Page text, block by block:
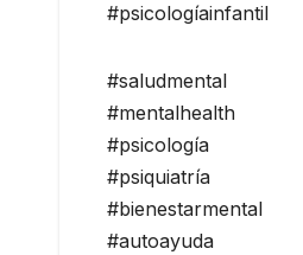
#psicologíainfantil
#saludmental
#mentalhealth
#psicología
#psiquiatría
#bienestarmental
#autoayuda